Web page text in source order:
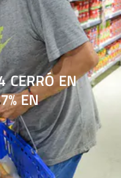
CERRÓ EN
EN